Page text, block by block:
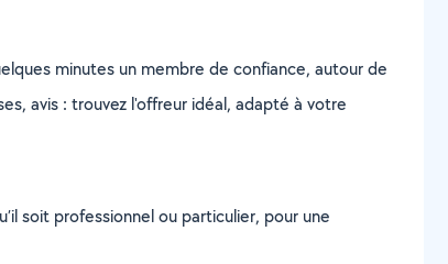
minutes un membre de confiance, autour de
avis : trouvez l'offreur idéal, adapté à votre
soit professionnel ou particulier, pour une